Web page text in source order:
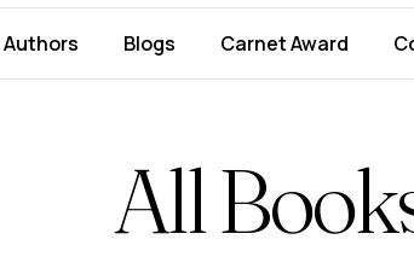
Authors Blogs Carnet Award
All